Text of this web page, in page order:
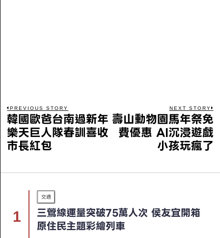
PREVIOUS STORY
韓國歐爸台南過新年
樂天巨人隊春訓喜收
市長紅包
NEXT STORY
壽山動物園馬年祭免
費優惠 AI沉浸遊戲
小孩玩瘋了
交通
三鶯線運量突破75萬人次 侯友宜開箱
原住民主題彩繪列車